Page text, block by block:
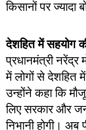
किसानों पर ज्यादा
देशहित में सहयोग
प्रधानमंत्री
में लोगों से देशहित
उन्होंने कहा कि
लिए सरकार और
निभानी होगी। अब